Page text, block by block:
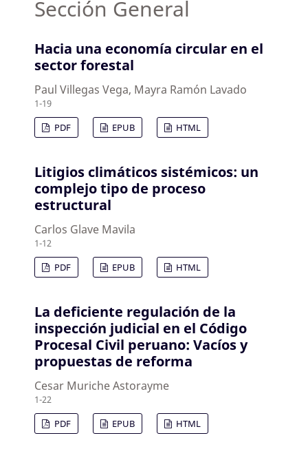
Sección General
Hacia una economía circular en el
sector forestal
Paul Villegas Vega, Mayra Ramón Lavado
1-19
PDF
EPUB HTML
Litigios climáticos sistémicos: un
complejo tipo de proceso
estructural
Carlos Glave Mavila
1-12
PDF
EPUB HTML
La deficiente regulación de la
inspección judicial en el Código
Procesal Civil peruano: Vacíos y
propuestas de reforma
Cesar Muriche Astorayme
1-22
PDF
EPUB HTML